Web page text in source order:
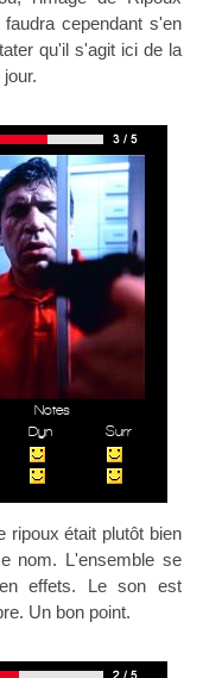
cependant s'en
qu'il s'agit ici de la
Notes
Dyn
Surr
ripoux était plutôt bien
nom. L'ensemble se
effets. Le son est
Un bon point.